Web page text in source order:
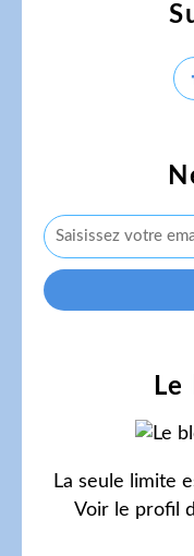
La seule limite
Voir le profil